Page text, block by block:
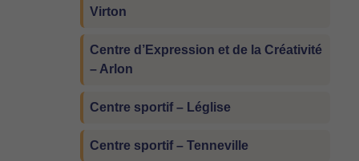
Virton
Centre d’Expression et de la Créativité
– Arlon
Centre sportif – Léglise
Centre sportif – Tenneville